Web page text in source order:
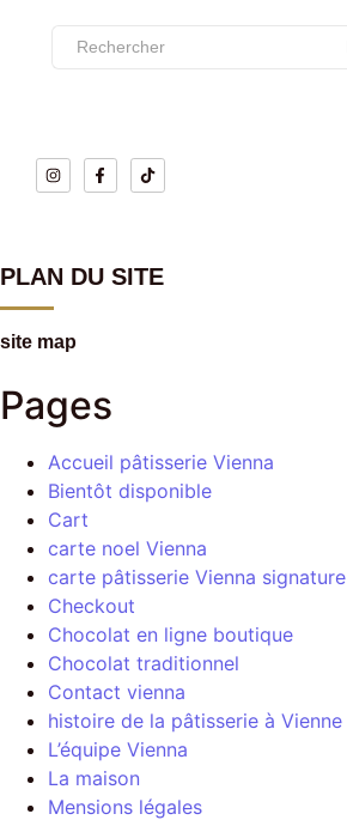
PLAN DU SITE
site map
Pages
Accueil pâtisserie Vienna
Bientôt disponible
Cart
carte noel Vienna
carte pâtisserie Vienna signature
Checkout
Chocolat en ligne boutique
Chocolat traditionnel
Contact vienna
histoire de la pâtisserie à Vienne
L’équipe Vienna
La maison
Mensions légales